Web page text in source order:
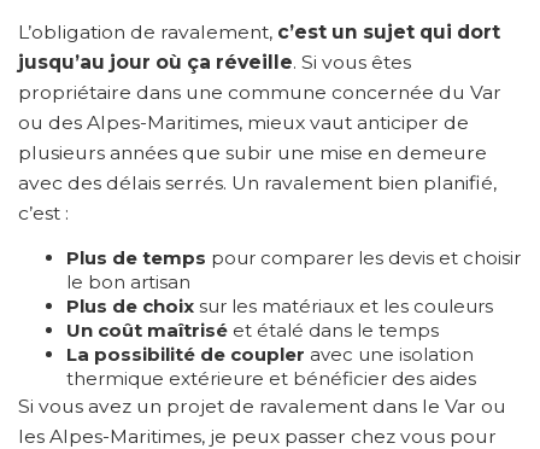
L’obligation de ravalement, c’est un sujet qui dort
jusqu’au jour où ça réveille. Si vous êtes
propriétaire dans une commune concernée du Var
ou des Alpes-Maritimes, mieux vaut anticiper de
plusieurs années que subir une mise en demeure
avec des délais serrés. Un ravalement bien planifié,
c’est :
Plus de temps pour comparer les devis et choisir
le bon artisan
Plus de choix sur les matériaux et les couleurs
Un coût maîtrisé et étalé dans le temps
La possibilité de coupler avec une isolation
thermique extérieure et bénéficier des aides
Si vous avez un projet de ravalement dans le Var ou
les Alpes-Maritimes, je peux passer chez vous pour